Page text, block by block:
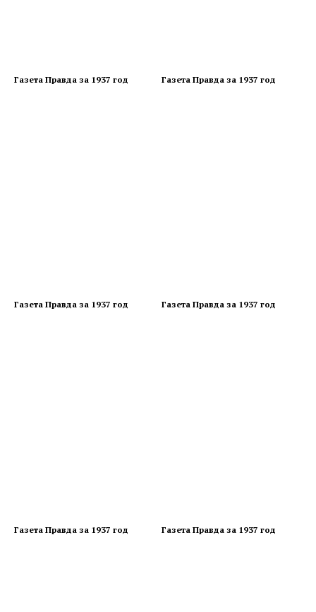
Газета Правда за 1937 год Газета Правда за 1937 год
Газета Правда за 1937 год Газета Правда за 1937 год
Газета Правда за 1937 год Газета Правда за 1937 год